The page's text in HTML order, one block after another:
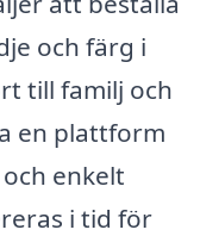
och färg i
till familj och
en plattform
enkelt
i tid för